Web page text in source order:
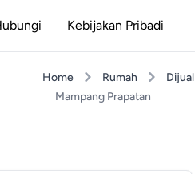
Kebijakan Pribadi
Home Rumah Dijual
Mampang Prapatan